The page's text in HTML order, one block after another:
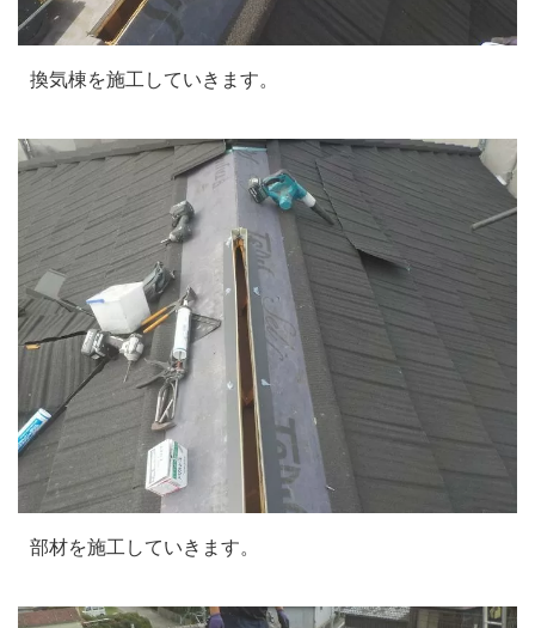
換気棟を施工していきます。
部材を施工していきます。